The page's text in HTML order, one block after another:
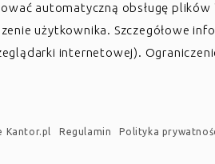
automatyczną obsługę
użytkownika. Szczegółowe
internetowej).
Kantor.pl Regulamin Polityka